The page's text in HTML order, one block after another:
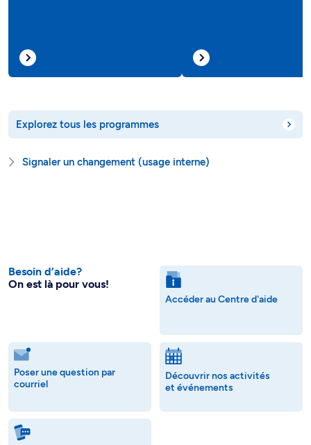
Explorez tous les programmes
Signaler un changement (usage interne)
Besoin d’aide?
On est là pour vous!
Accéder au Centre d'aide
Poser une question par
courriel
Découvrir nos activités
et événements